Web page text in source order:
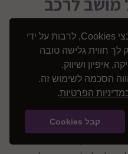
אתר זה עושה שימוש בקבצי Cookies, לרבות על ידי
לך חווית גלישה טובה
איפיון ושיווק.
הסכמה לשימוש זה.
הפרטיות.
קבל Cookies
רכישת מושב בטיחות
שלכם ולוודא שהרכב
רוצים לרכוש, יש
שלהם רק תקנים
הפוך ויכול להיות